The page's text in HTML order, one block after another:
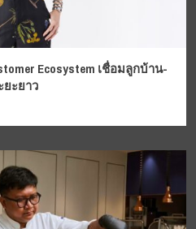
Ecosystem เชื่อมลูกบ้าน-
ะยาว